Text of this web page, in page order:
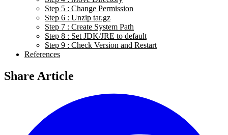
Step 5 : Change Permission
Step 6 : Unzip tar.gz
Step 7 : Create System Path
Step 8 : Set JDK/JRE to default
Step 9 : Check Version and Restart
References
Share Article